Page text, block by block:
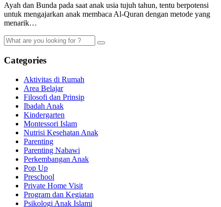
Ayah dan Bunda pada saat anak usia tujuh tahun, tentu berpotensi
untuk mengajarkan anak membaca Al-Quran dengan metode yang
menarik…
Categories
Aktivitas di Rumah
Area Belajar
Filosofi dan Prinsip
Ibadah Anak
Kindergarten
Montessori Islam
Nutrisi Kesehatan Anak
Parenting
Parenting Nabawi
Perkembangan Anak
Pop Up
Preschool
Private Home Visit
Program dan Kegiatan
Psikologi Anak Islami